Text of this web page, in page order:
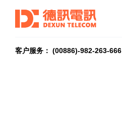
客户服务： (00886)-982-263-666